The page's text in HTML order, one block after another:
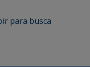
ir para busca